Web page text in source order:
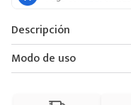
Descripción
Modo de uso